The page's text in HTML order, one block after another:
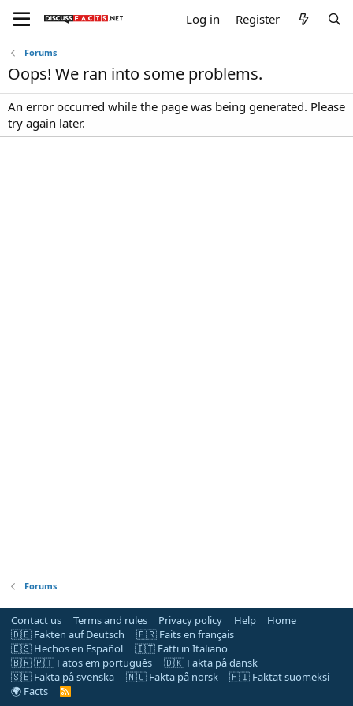
Log in Register
Forums
Oops! We ran into some problems.
An error occurred while the page was being generated. Please
try again later.
Forums
Contact us Terms and rules Privacy policy Help
Home
🇩🇪 Fakten auf Deutsch
🇫🇷 Faits en français
🇪🇸 Hechos en Español
🇮🇹 Fatti in Italiano
🇧🇷 🇵🇹 Fatos em português
🇩🇰 Fakta på dansk
🇸🇪 Fakta på svenska
🇳🇴 Fakta på norsk
🇫🇮 Faktat suomeksi
🌍 Facts
R